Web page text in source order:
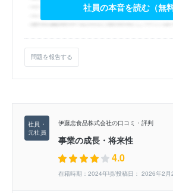
社員の本音を読む（無料
問題を報告する
伊藤忠食品株式会社の口コミ・評判
事業の成長・将来性
4.0
在籍時期：2024年頃/投稿日： 2026年2月